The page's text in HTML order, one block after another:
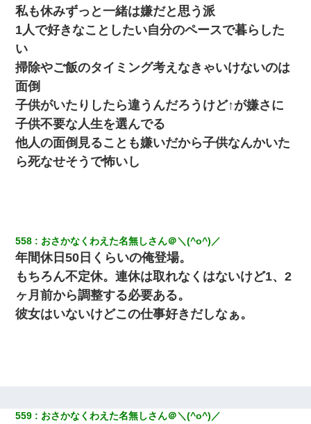
アパートのドアに『ハンザイ者！この人はさいあくの人です』と
張り紙が！大家「面倒はごめんだよ」私「はあ」→警察に行き、
見回りで犯人が捕まったが、それが…｜生活｜ヌルポあんてな
【不幸な結婚式】新郎親族「ブスのくせにドレスなんか着ちゃっ
てさ～ほんと恥ずかしいわよね～（大声」新郎両親「！！！（土
下座」→ 結果・・・
私『貯金貯まったし、やっと家建てられるね！』夫「実家を二世
帯住宅にした。それに貯金使った」→私『離婚しよう』夫「え
っ」私『使った貯金はあげるから』→すると…
い」私「変だなあ～なにも臭わないよ」→ その後。警察『絶対に
窓とドアを開けないで』
転職先が決まったので退職の意思を伝えたら。上司「無責任」
「簡単には辞めさせない」私（どうせ辞めるし…）→ 思いっきり
反論をしてみた
私も休みずっと一緒は嫌だと思う派
1人で好きなことしたい自分のペースで暮らした
い
掃除やご飯のタイミング考えなきゃいけないのは
面倒
子供がいたりしたら違うんだろうけど↑が嫌さに
子供不要な人生を選んでる
他人の面倒見ることも嫌いだから子供なんかいた
ら死なせそうで怖いし
558 おさかなくわえた名無しさん＠＼(^o^)／
年間休日50日くらいの俺登場。
もちろん不定休。連休は取れなくはないけど1、2
ヶ月前から調整する必要ある。
彼女はいないけどこの仕事好きだしなぁ。
559 おさかなくわえた名無しさん＠＼(^o^)／